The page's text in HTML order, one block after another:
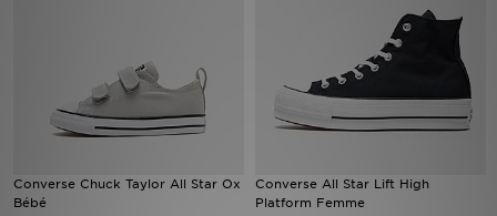
Converse Chuck Taylor All Star Ox
Bébé
Converse All Star Lift High
Platform Femme
Sports
PROMOS